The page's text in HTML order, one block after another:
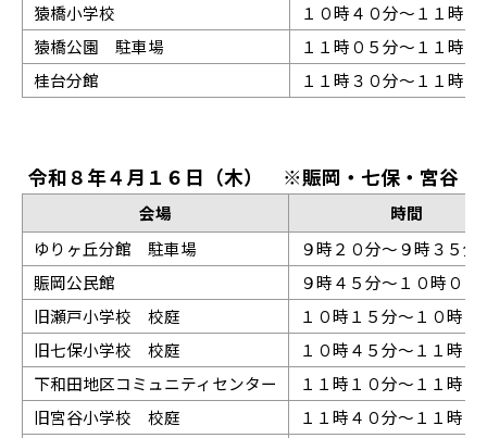
猿橋小学校
１０時４０分～１１時０
猿橋公園 駐車場
１１時０５分～１１時２
桂台分館
１１時３０分～１１時５
令和８年４月１６日（木） ※賑岡・七保・宮谷・
会場
時間
ゆりヶ丘分館 駐車場
９時２０分～９時３５分
賑岡公民館
９時４５分～１０時００
旧瀬戸小学校 校庭
１０時１５分～１０時３
旧七保小学校 校庭
１０時４５分～１１時０
下和田地区コミュニティセンター
１１時１０分～１１時３
旧宮谷小学校 校庭
１１時４０分～１１時５